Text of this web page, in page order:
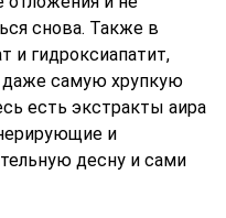
снова. Также в
и гидроксиапатит,
самую хрупкую
есть экстракты аира
и
десну и сами